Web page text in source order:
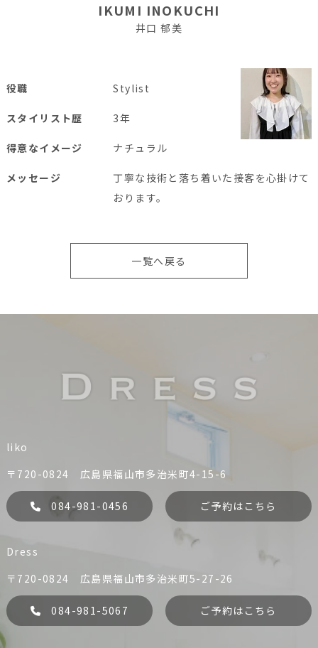
IKUMI INOKUCHI
井口 郁美
役職 Stylist
スタイリスト歴 3年
得意なイメージ ナチュラル
メッセージ
丁寧な技術と落ち着いた接客を心掛けて
おります。
一覧へ戻る
liko
〒720-0824 広島県福山市多治米町4-15-6
084-981-0456 ご予約はこちら
Dress
〒720-0824 広島県福山市多治米町5-27-26
084-981-5067 ご予約はこちら